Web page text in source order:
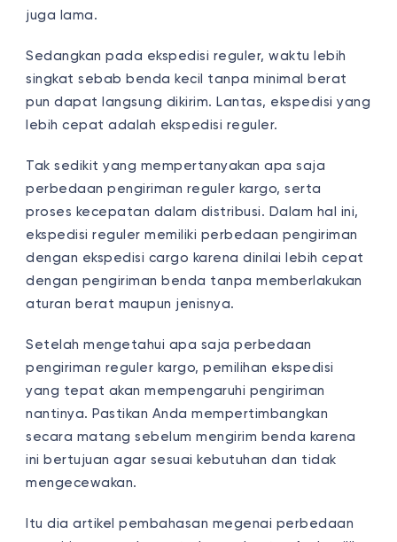
juga lama.
Sedangkan pada ekspedisi reguler, waktu lebih
singkat sebab benda kecil tanpa minimal berat
pun dapat langsung dikirim. Lantas, ekspedisi yang
lebih cepat adalah ekspedisi reguler.
Tak sedikit yang mempertanyakan apa saja
perbedaan pengiriman reguler kargo, serta
proses kecepatan dalam distribusi. Dalam hal ini,
ekspedisi reguler memiliki perbedaan pengiriman
dengan ekspedisi cargo karena dinilai lebih cepat
dengan pengiriman benda tanpa memberlakukan
aturan berat maupun jenisnya.
Setelah mengetahui apa sajaperbedaan
pengiriman reguler kargo, pemilihan ekspedisi
yang tepat akan mempengaruhi pengiriman
nantinya. Pastikan Anda mempertimbangkan
secara matang sebelum mengirim benda karena
ini bertujuan agar sesuai kebutuhan dan tidak
mengecewakan.
Itu dia artikel pembahasan megenai perbedaan